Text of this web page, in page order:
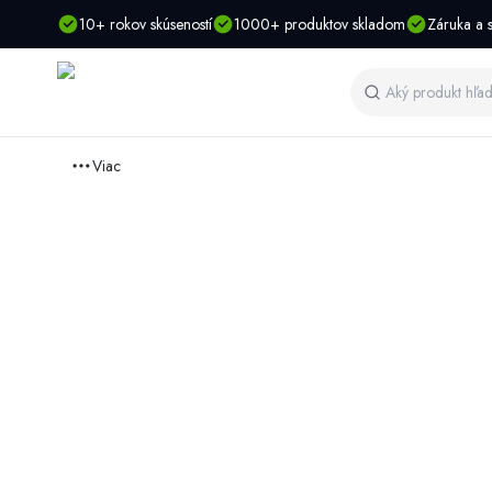
10+ rokov skúseností 1000+ produktov skladom Záruka a
Viac